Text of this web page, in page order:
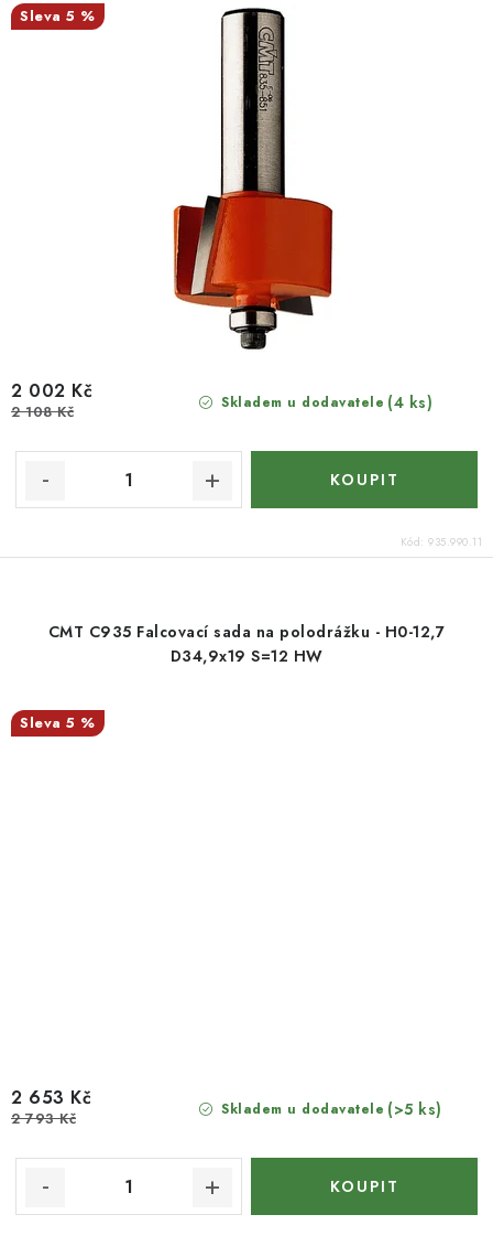
5 %
Skladem u dodavatele (4 ks)
2 002 Kč
2 108 Kč
Kód: 935.990.11
CMT C935 Falcovací sada na polodrážku - H0-12,7
D34,9x19 S=12 HW
5 %
Skladem u dodavatele (>5 ks)
2 653 Kč
2 793 Kč